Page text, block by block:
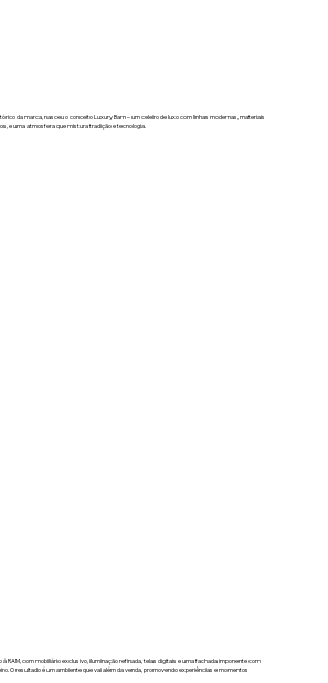
da marca, nasceu o conceito Luxury Barn – um celeiro de luxo com linhas modernas, materiais
e uma atmosfera que mistura tradição e tecnologia.
RAM, com mobiliário exclusivo, iluminação refinada, telas digitais e uma fachada imponente com
O resultado é um ambiente que vai além da venda, promovendo experiências e momentos